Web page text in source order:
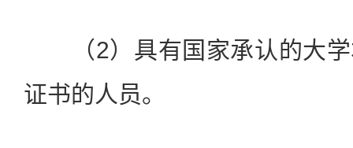
（2）具有国家承认的大学
证书的人员。